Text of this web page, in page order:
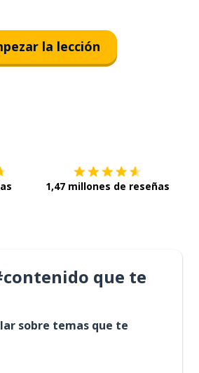
la lección
1,47 millones de reseñas
que te
sobre temas que te